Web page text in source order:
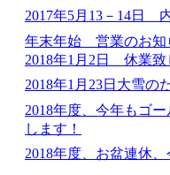
確
認
今注
2017年5月13－14日
年末年始 営業のお知
2018年1月2日 休業致
2018年1月23日大雪の
2018年度、今年もゴ
します！
2018年度、お盆連休